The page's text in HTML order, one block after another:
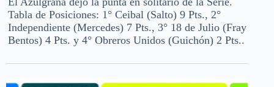
Tabla de Posiciones: 1° Ceibal (Salto) 9 Pts., 2°
Independiente (Mercedes) 7 Pts., 3° 18 de Julio (Fray
Bentos) 4 Pts. y 4° Obreros Unidos (Guichón) 2 Pts..